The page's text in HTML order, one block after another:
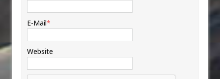
E-Mail*
Website